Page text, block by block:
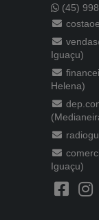
(45)
Iguaçu)
Helena)
Iguaçu)